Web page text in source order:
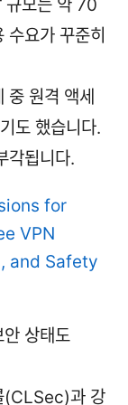
모는 약 70
수요가 꾸준히
원격 액세
도 했습니다.
각됩니다.
for
VPN
and Safety
상태도
(CLSec)과 강